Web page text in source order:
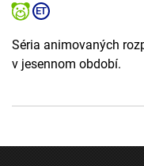
Séria animovaných
v jesennom období.